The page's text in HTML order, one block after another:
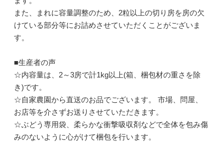
また、まれに容量調整のため、2粒以上の切り房を房の欠
けている部分等にお詰めさせていただくことがございま
す。
■生産者の声
☆内容量は、2～3房で計1kg以上(箱、梱包材の重さを除
き)です。
☆自家農園から直送のお品でございます。 市場、問屋、
お店等を介さずお送りさせていただきます。
☆ぶどう専用袋、柔らかな衝撃吸収剤などで全体を包み傷
みのないように心がけて梱包を行います。